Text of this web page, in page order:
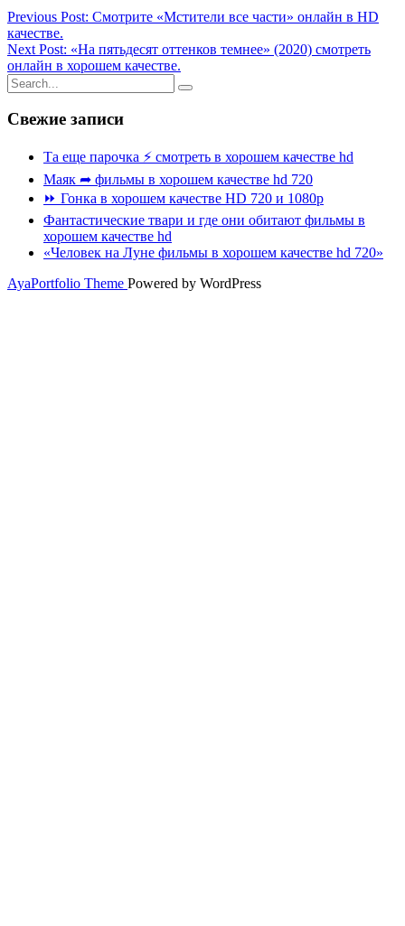
Previous Post: Смотрите «Мстители все части» онлайн в HD
качестве.
Next Post: «На пятьдесят оттенков темнее» (2020) смотреть
онлайн в хорошем качестве.
Свежие записи
Та еще парочка ⚡ смотреть в хорошем качестве hd
Маяк ➦ фильмы в хорошем качестве hd 720
⏩ Гонка в хорошем качестве HD 720 и 1080p
Фантастические твари и где они обитают фильмы в
хорошем качестве hd
«Человек на Луне фильмы в хорошем качестве hd 720»
AyaPortfolio Theme Powered by WordPress